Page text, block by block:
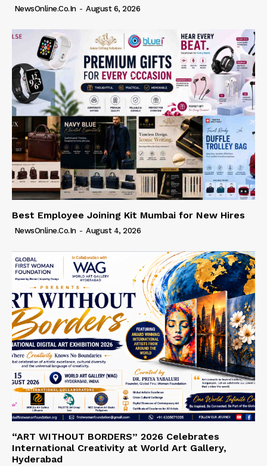
NewsOnline.co.in - August 6, 2026
Best Employee Joining Kit Mumbai for New Hires
NewsOnline.co.in - August 4, 2026
“ART WITHOUT BORDERS” 2026 Celebrates
International Creativity at World Art Gallery,
Hyderabad